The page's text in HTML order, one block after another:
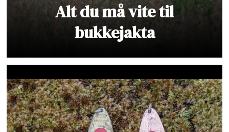
Alt du må vite til
bukkejakta